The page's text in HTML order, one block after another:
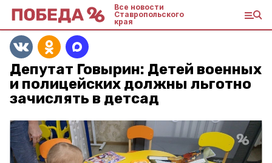
Все новости
Ставропольского
края
Депутат Говырин: Детей военных
и полицейских должны льготно
зачислять в детсад